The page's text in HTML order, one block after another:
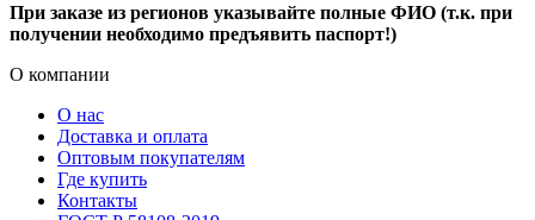
При заказе из регионов указывайте полные ФИО (т.к. при
получении необходимо предъявить паспорт!)
О компании
О нас
Доставка и оплата
Оптовым покупателям
Где купить
Контакты